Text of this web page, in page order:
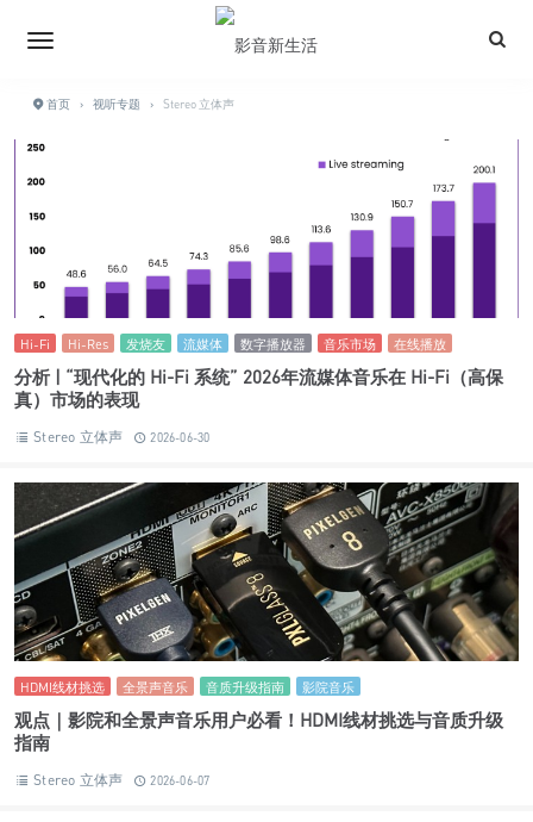
首页 › 视听专题 › Stereo 立体声
Hi-Fi Hi-Res 发烧友 流媒体 数字播放器 音乐市场 在线播放
分析 | “现代化的 Hi-Fi 系统” 2026年流媒体音乐在 Hi-Fi（高保
真）市场的表现
Stereo 立体声 2026-06-30
HDMI线材挑选 全景声音乐 音质升级指南 影院音乐
观点｜影院和全景声音乐用户必看！HDMI线材挑选与音质升级
指南
Stereo 立体声 2026-06-07